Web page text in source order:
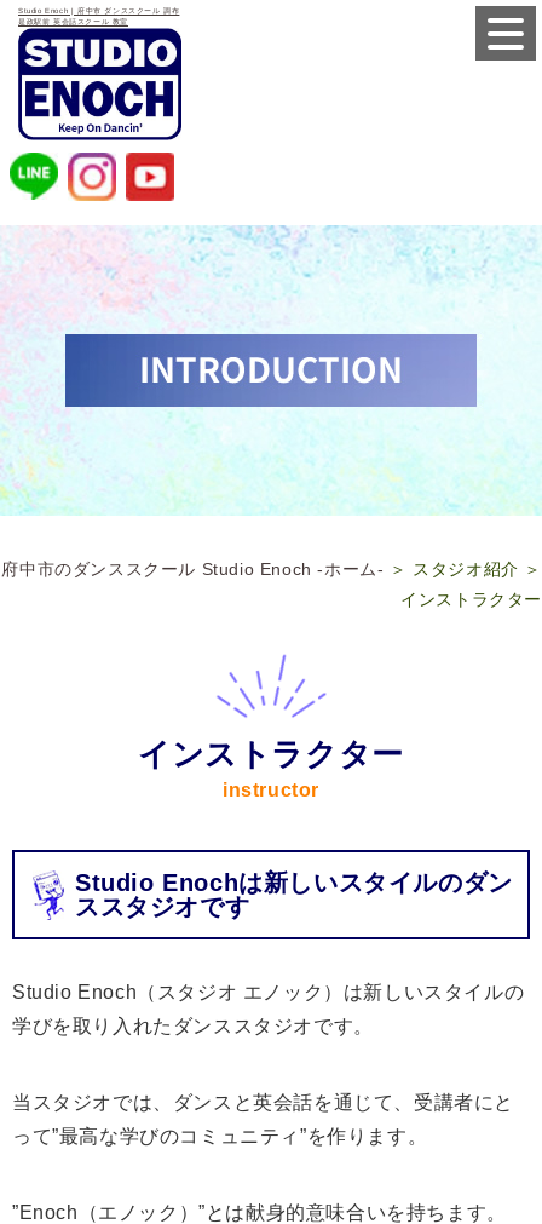
Studio Enoch | 府中市 ダンススクール 調布
是政駅前 英会話スクール 教室
府中市のダンススクール Studio Enoch -ホーム- ＞ スタジオ紹介 ＞
インストラクター
インストラクター
instructor
Studio Enochは新しいスタイルのダン
ススタジオです
Studio Enoch（スタジオ エノック）は新しいスタイルの
学びを取り入れたダンススタジオです。
当スタジオでは、ダンスと英会話を通じて、受講者にと
って”最高な学びのコミュニティ”を作ります。
”Enoch（エノック）”とは献身的意味合いを持ちます。